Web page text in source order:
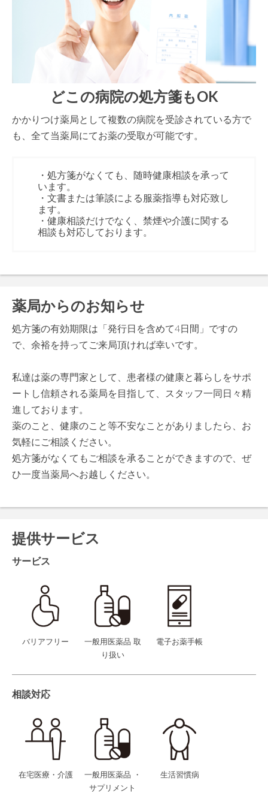
どこの病院の処方箋もOK
かかりつけ薬局として複数の病院を受診されている方で
も、全て当薬局にてお薬の受取が可能です。
・処方箋がなくても、随時健康相談を承って
います。
・文書または筆談による服薬指導も対応致し
ます。
・健康相談だけでなく、禁煙や介護に関する
相談も対応しております。
薬局からのお知らせ
処方箋の有効期限は「発行日を含めて4日間」ですの
で、余裕を持ってご来局頂ければ幸いです。
私達は薬の専門家として、患者様の健康と暮らしをサポ
ートし信頼される薬局を目指して、スタッフ一同日々精
進しております。
薬のこと、健康のこと等不安なことがありましたら、お
気軽にご相談ください。
処方箋がなくてもご相談を承ることができますので、ぜ
ひ一度当薬局へお越しください。
提供サービス
サービス
バリアフリー
一般用医薬品 取
り扱い
電子お薬手帳
相談対応
在宅医療・介護
一般用医薬品 ・
サプリメント
生活習慣病